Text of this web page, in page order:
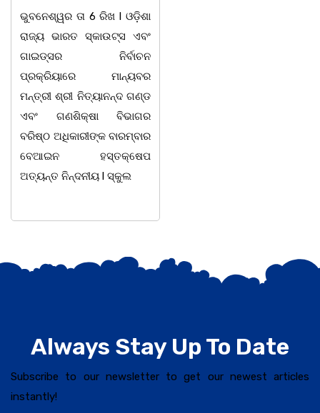
ବିଦ୍ୟାଳୟ, ସରସତିଆର
ସହକାରୀ ଶିକ୍ଷୟିତ୍ରୀ ଶ୍ରୀମତୀ
ଅନ୍ନପୂର୍ଣ୍ଣା ମିଶ୍ରଙ୍କର
ଅବସରକାଳୀନ ସମ୍ବର୍ଦ୍ଧନା
ଉତ୍ସବ ଅନୁଷ୍ଠିତ
ହୋଇଯାଇଅଛି । ଉକ୍ତ
ଉତ୍ସବରେ ରାଜ୍ୟପାଳ
ପୁରସ୍କାରପ୍ରାପ୍ତ ଶିକ୍ଷକ
ଭାଗିରଥ ନାୟକ ସଭାପତିତ୍ଵ
Always Stay Up To Date
Subscribe to our newsletter to get our newest articles
instantly!